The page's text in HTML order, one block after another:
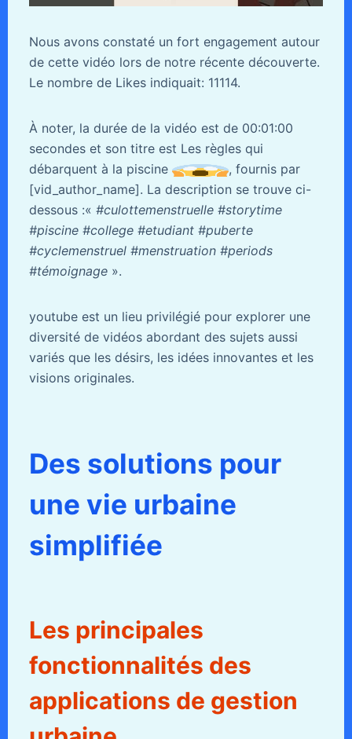
Nous avons constaté un fort engagement autour
de cette vidéo lors de notre récente découverte.
Le nombre de Likes indiquait: 11114.
À noter, la durée de la vidéo est de 00:01:00
secondes et son titre est Les règles qui
débarquent à la piscine
, fournis par
[vid_author_name]. La description se trouve ci-
dessous :« #culottemenstruelle #storytime
#piscine #college #etudiant #puberte
#cyclemenstruel #menstruation #periods
#témoignage ».
youtube est un lieu privilégié pour explorer une
diversité de vidéos abordant des sujets aussi
variés que les désirs, les idées innovantes et les
visions originales.
Des solutions pour
une vie urbaine
simplifiée
Les principales
fonctionnalités des
applications de gestion